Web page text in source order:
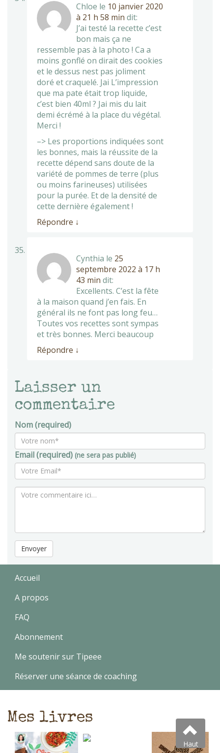
Chloe le 10 janvier 2020
à 21 h 58 min dit:
J’ai testé la recette c’est
bon mais ça ne
ressemble pas à la photo ! Ca a
moins gonflé on dirait des cookies
et le dessus nest pas joliment
doré et craquelé. Jai L’impression
que ma pate était trop liquide,
c’est bien 40ml ? Jai mis du lait
demi écrémé à la place du végétal.
Merci !
–> Les proportions indiquées sont
les bonnes, mais la réussite de la
recette dépend sans doute de la
variété de pommes de terre (plus
ou moins farineuses) utilisées
pour la purée. Et de la densité de
cette dernière également !
Répondre ↓
Cynthia le 25
septembre 2022 à 17 h
43 min dit:
Excellents. C’est la fête
à la maison quand j’en fais. En
général ils ne font pas long feu…
Toutes vos recettes sont sympas
et très bonnes. Merci beaucoup
Répondre ↓
Laisser un
commentaire
Nom (required)
Email (required) (ne sera pas publié)
Envoyer
Haut
Accueil
A propos
FAQ
Abonnement
Me soutenir sur Tipeee
Réserver une séance de coaching
Mes livres